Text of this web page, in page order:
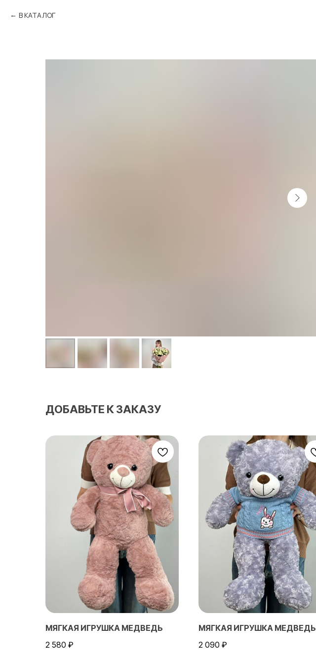
В КАТАЛОГ
ДОБАВЬТЕ К ЗАКАЗУ
МЯГКАЯ ИГРУШКА МЕДВЕДЬ
2 580 ₽
МЯГКАЯ ИГРУШКА МЕДВЕДЬ
2 090 ₽